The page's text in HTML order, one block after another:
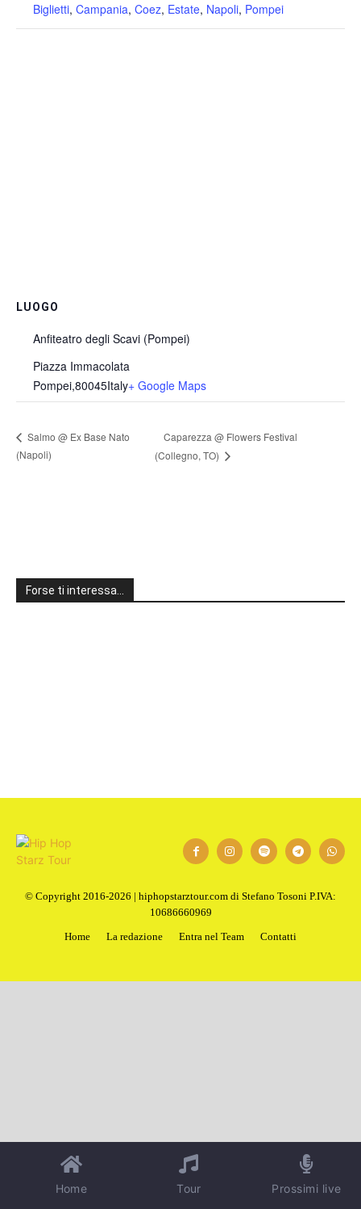
Biglietti, Campania, Coez, Estate, Napoli, Pompei
LUOGO
Anfiteatro degli Scavi (Pompei)
Piazza Immacolata
Pompei,80045Italy+ Google Maps
Salmo @ Ex Base Nato
(Napoli)
Caparezza @ Flowers Festival
(Collegno, TO)
Forse ti interessa…
1
© Copyright 2016-2026 | hiphopstarztour.com di Stefano Tosoni P.IVA:
10686660969
Home
La redazione Entra nel Team Contatti
Home Tour Prossimi live